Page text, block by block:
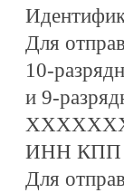
Для
10-
и 9-
ИНН КПП
Для